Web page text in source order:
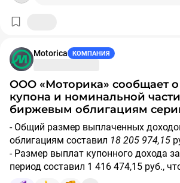
показатели обслуживания долга и
структуру фондирования, а также
- Развитие корпоративного
последовательно совершенствует
процессы, развивает систему
повышает стандарты отчетности для
лучшим практикам корпоративного
Ознакомиться с полным пресс-
сайте агентства.
Крупнейшим сегментом российского
остается телемедицина (35%
(23%). При этом именно сегмент
устройств демонстрирует наиболее
роста: в 2025 году его объем
14,2 млрд рублей.
Переход к экосистемным решениям
Спрос смещается в сторону
сопровождают пациента на всем
Motorica КОМПАНИЯ
ООО «Моторика» сообщает о выплате
купона и номинальной
биржевым облигациям
- Общий размер выплаченных доходов по биржевым
облигациям составил 18 205 974,15
- Размер выплат купонного дохода
период составил 1 416 474,15 руб.,
25,31 руб. на одну облигацию.